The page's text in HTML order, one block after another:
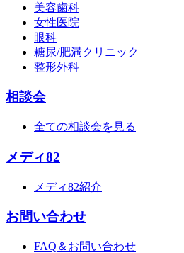
美容歯科
女性医院
眼科
糖尿/肥満クリニック
整形外科
相談会
全ての相談会を見る
メディ82
メディ82紹介
お問い合わせ
FAQ＆お問い合わせ